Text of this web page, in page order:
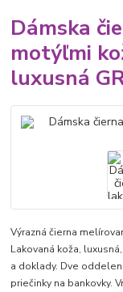
Dámska
motýľmi
luxusná
Výrazná čierna
Lakovaná koža,
a doklady. Dve
priečinky na bankovky.